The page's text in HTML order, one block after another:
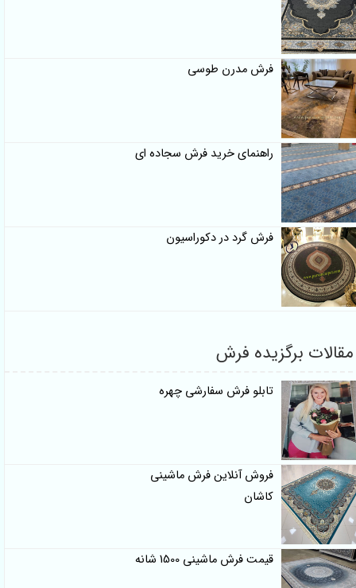
فرش مدرن طوسی
راهنمای خرید فرش سجاده ای
فرش گرد در دکوراسیون
مقالات برگزیده فرش
تابلو فرش سفارشی چهره
فروش آنلاین فرش ماشینی
کاشان
قیمت فرش ماشینی 1500 شانه